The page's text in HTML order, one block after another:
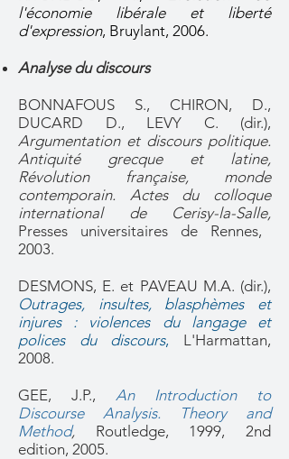
l'économie libérale et liberté
d'expression, Bruylant, 2006.
Analyse du discours
BONNAFOUS S., CHIRON, D.,
DUCARD D., LEVY C. (dir.),
Argumentation et discours politique.
Antiquité grecque et latine,
Révolution française, monde
contemporain. Actes du colloque
international de Cerisy-la-Salle,
Presses universitaires de Rennes,
2003.
DESMONS, E. et PAVEAU M.A. (dir.),
Outrages, insultes, blasphèmes et
injures : violences du langage et
polices du discours, L'Harmattan,
2008.
GEE, J.P., An Introduction to
Discourse Analysis. Theory and
Method,
Routledge, 1999, 2nd
edition, 2005.